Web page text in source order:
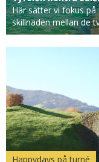
Här sätter vi fokus på
skillnaden mellan de
Happydays på turné